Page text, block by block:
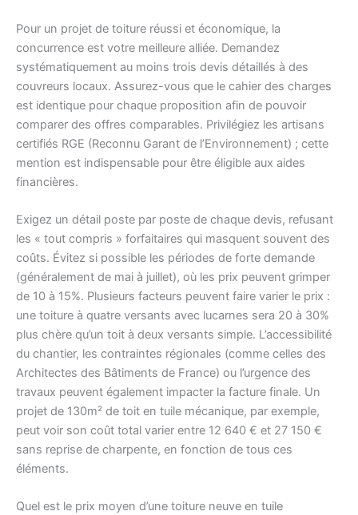
Pour un projet de toiture réussi et économique, la
concurrence est votre meilleure alliée. Demandez
systématiquement au moins trois devis détaillés à des
couvreurs locaux. Assurez-vous que le cahier des charges
est identique pour chaque proposition afin de pouvoir
comparer des offres comparables. Privilégiez les artisans
certifiés RGE (Reconnu Garant de l’Environnement) ; cette
mention est indispensable pour être éligible aux aides
financières.
Exigez un détail poste par poste de chaque devis, refusant
les « tout compris » forfaitaires qui masquent souvent des
coûts. Évitez si possible les périodes de forte demande
(généralement de mai à juillet), où les prix peuvent grimper
de 10 à 15%. Plusieurs facteurs peuvent faire varier le prix :
une toiture à quatre versants avec lucarnes sera 20 à 30%
plus chère qu’un toit à deux versants simple. L’accessibilité
du chantier, les contraintes régionales (comme celles des
Architectes des Bâtiments de France) ou l’urgence des
travaux peuvent également impacter la facture finale. Un
projet de 130m² de toit en tuile mécanique, par exemple,
peut voir son coût total varier entre 12 640 € et 27 150 €
sans reprise de charpente, en fonction de tous ces
éléments.
Quel est le prix moyen d’une toiture neuve en tuile